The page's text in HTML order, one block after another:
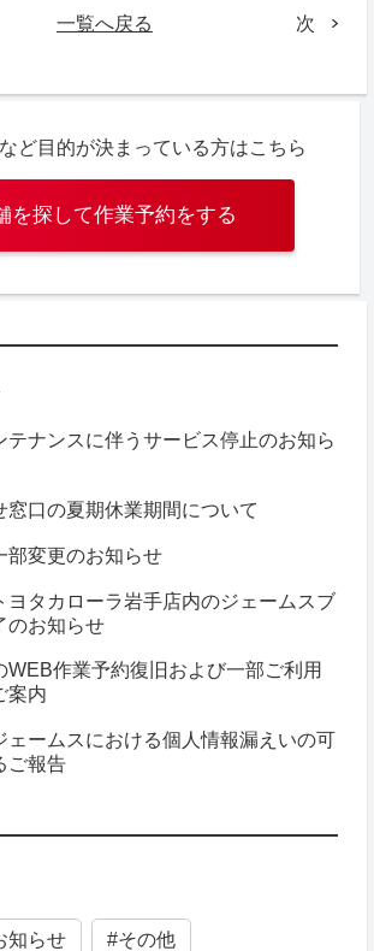
一覧へ戻る 次
ど目的が決まっている方はこちら
を探して作業予約をする
テナンスに伴うサービス停止のお知ら
窓口の夏期休業期間について
部変更のお知らせ
ヨタカローラ岩手店内のジェームスブ
お知らせ
WEB作業予約復旧および一部ご利用
案内
ェームスにおける個人情報漏えいの可
ご報告
知らせ #その他